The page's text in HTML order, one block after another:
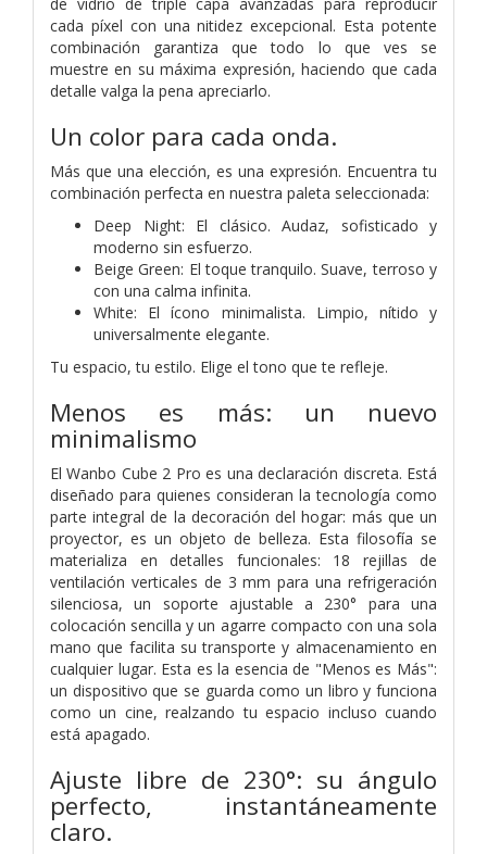
cada píxel con una nitidez excepcional. Esta potente
combinación garantiza que todo lo que ves se
muestre en su máxima expresión, haciendo que cada
detalle valga la pena apreciarlo.
Un color para cada onda.
Más que una elección, es una expresión. Encuentra tu
combinación perfecta en nuestra paleta seleccionada:
Deep Night: El clásico. Audaz, sofisticado y
moderno sin esfuerzo.
Beige Green: El toque tranquilo. Suave, terroso y
con una calma infinita.
White: El ícono minimalista. Limpio, nítido y
universalmente elegante.
Tu espacio, tu estilo. Elige el tono que te refleje.
Menos es más: un nuevo
minimalismo
El Wanbo Cube 2 Pro es una declaración discreta. Está
diseñado para quienes consideran la tecnología como
parte integral de la decoración del hogar: más que un
proyector, es un objeto de belleza. Esta filosofía se
materializa en detalles funcionales: 18 rejillas de
ventilación verticales de 3 mm para una refrigeración
silenciosa, un soporte ajustable a 230° para una
colocación sencilla y un agarre compacto con una sola
mano que facilita su transporte y almacenamiento en
cualquier lugar. Esta es la esencia de "Menos es Más":
un dispositivo que se guarda como un libro y funciona
como un cine, realzando tu espacio incluso cuando
está apagado.
Ajuste libre de 230°: su ángulo
perfecto, instantáneamente
claro.